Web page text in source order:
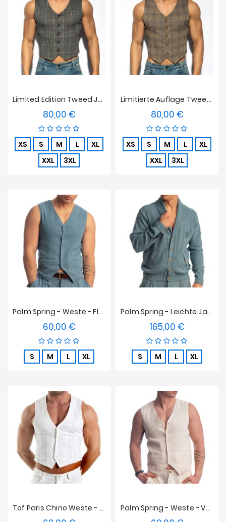
Limited Edition Tweed Jacke - Grau
80,00 €Preis
XS S M L
XL
XXL
3XL
Limitierte Auflage Tweed Jacke - Braun
80,00 €Preis
XS S M L
XL
XXL
3XL
Palm Spring - Weste - Flüsterblau
60,00 €Preis
S M L XL
Palm Spring - Leichte Jacke Mit Schalkragen - Whisper Blue
165,00 €
S M L XL
Tof Paris Chino Weste - Weiß Palm Spring - Weste - Vanille